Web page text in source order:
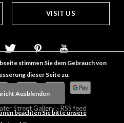
VISIT US
Street Gallery - RSS feed
stimmen Sie dem Gebrauch von
dieser Seite zu.
Ausblenden
beachten Sie bitte unsere